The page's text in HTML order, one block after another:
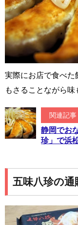
実際にお店で食べた
もさることながら味
関連記事
静岡でお
珍」で浜
五味八珍の通